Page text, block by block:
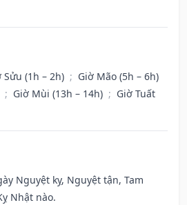
Sửu (1h – 2h) ; Giờ Mão (5h – 6h)
; Giờ Mùi (13h – 14h) ; Giờ Tuất
Nguyệt kỵ, Nguyệt tận, Tam
Nhật nào.